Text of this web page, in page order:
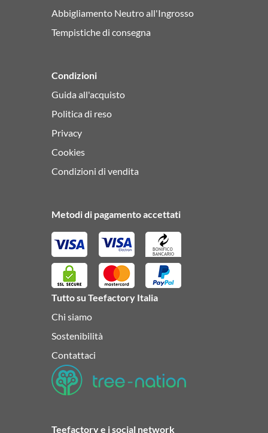
Abbigliamento Neutro all'Ingrosso
Tempistiche di consegna
Condizioni
Guida all'acquisto
Politica di reso
Privacy
Cookies
Condizioni di vendita
Metodi di pagamento accettati
Tutto su Teefactory Italia
Chi siamo
Sostenibilità
Contattaci
Teefactory e i social network